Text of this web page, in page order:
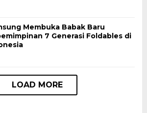
Membuka Babak Baru
7 Generasi Foldables di